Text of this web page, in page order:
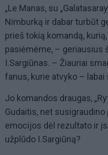
„Le Manas, su
Nimburką ir dabar turbūt
prieš tokią komandą,
pasiėmėme, – geriausius
I.Sargiūnas. – Žiauriai
fanus, kurie atvyko – labai
Jo komandos draugas,
Gudaitis, net susigraudino
emocijos dėl rezultato ir
užplūdo I.Sargiūną?